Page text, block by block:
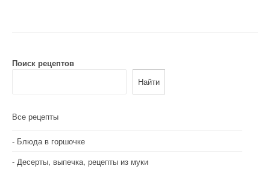
Поиск рецептов
Найти
Все рецепты
Блюда в горшочке
Десерты, выпечка, рецепты из муки